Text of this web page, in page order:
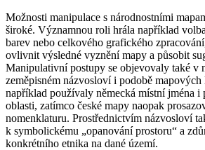
Možnosti manipulace s národnostními
široké. Významnou roli hrála například
barev nebo celkového grafického
ovlivnit výsledné vyznění mapy a působit
Manipulativní postupy se objevovaly také v
zeměpisném názvosloví i podobě
například používaly německá místní jména i
oblasti, zatímco české mapy naopak
nomenklaturu. Prostřednictvím názvosloví
k symbolickému „opanování prostoru“ a
konkrétního etnika na dané území.